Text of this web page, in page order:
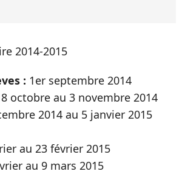
2014-2015
: 1er septembre 2014
octobre au 3 novembre 2014
2014 au 5 janvier 2015
au 23 février 2015
au 9 mars 2015